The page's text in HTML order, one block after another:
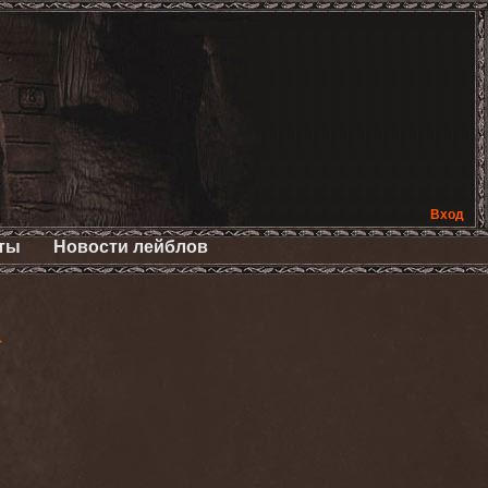
Вход
Новости лейблов